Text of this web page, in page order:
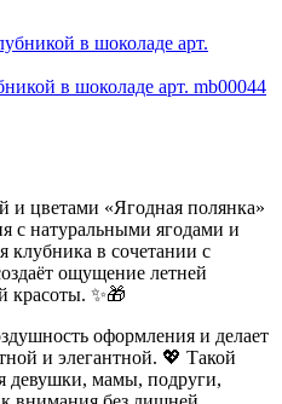
в шоколаде арт. mb00044
и цветами «Ягодная полянка»
с натуральными ягодами и
в сочетании с
ощущение летней
красоты. ✨🎁
оформления и делает
и элегантной. 💖 Такой
девушки, мамы, подруги,